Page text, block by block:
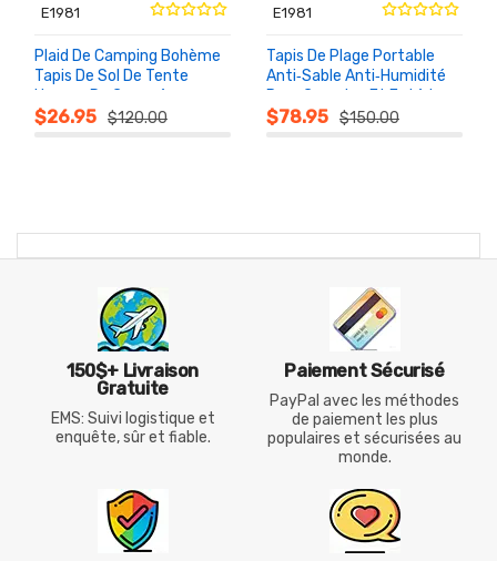
E1981
Plaid De Camping Bohème
Tapis De Sol De Tente
Housse De Canapé
Décorative Extérieur
$26.95 $120.00
AU
PANIER
E1981
Tapis De Plage Portable
Anti‑Sable Anti‑Humidité
Pour Camping Et Extérieur
$78.95 $150.00
PANIER
150$+ Livraison
Gratuite
EMS: Suivi logistique et
enquête, sûr et fiable.
Paiement Sécurisé
PayPal avec les méthodes
de paiement les plus
populaires et sécurisées au
monde.